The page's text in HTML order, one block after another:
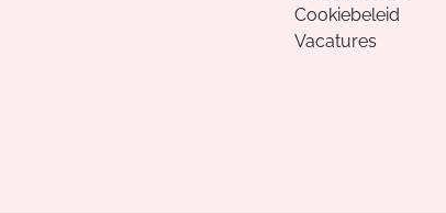
Cookiebeleid
Vacatures